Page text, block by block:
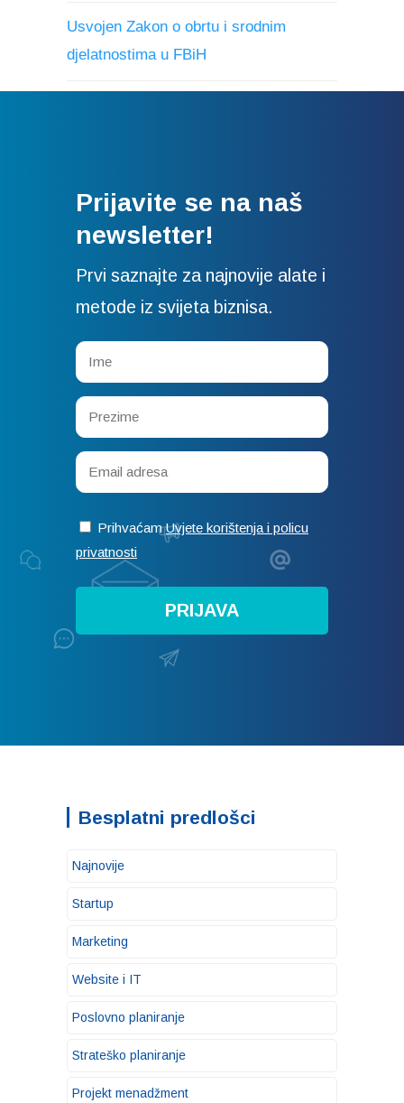
Usvojen Zakon o obrtu i srodnim
djelatnostima u FBiH
Prijavite se na naš
newsletter!
Prvi saznajte za najnovije alate i
metode iz svijeta biznisa.
PrihvaćamUvjete korištenja i policu
privatnosti
Besplatni predlošci
Najnovije
Startup
Marketing
Website i IT
Poslovno planiranje
Strateško planiranje
Projekt menadžment